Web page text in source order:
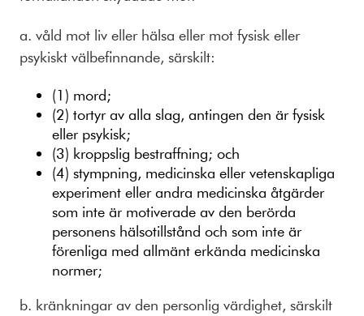
a. våld mot liv eller hälsa eller mot fysisk eller
psykiskt välbefinnande, särskilt:
(1) mord;
(2) tortyr av alla slag, antingen den är fysisk
eller psykisk;
(3) kroppslig bestraffning; och
(4) stympning, medicinska eller vetenskapliga
experiment eller andra medicinska åtgärder
som inte är motiverade av den berörda
personens hälsotillstånd och som inte är
förenliga med allmänt erkända medicinska
normer;
b. kränkningar av den personlig värdighet, särskilt